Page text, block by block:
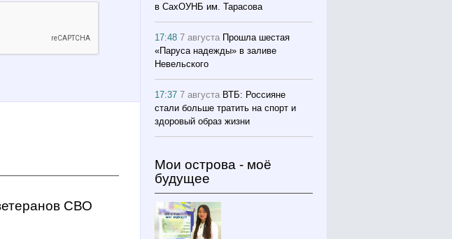
СВО
в СахОУНБ им. Тарасова
17:487 августа Прошла шестая
«Паруса надежды» в заливе
Невельского
17:377 августа ВТБ: Россияне
стали больше тратить на спорт и
здоровый образ жизни
Мои острова - моё
будущее